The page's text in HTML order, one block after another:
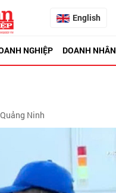
English
NGHIỆP DOANH NHÂN
Ninh